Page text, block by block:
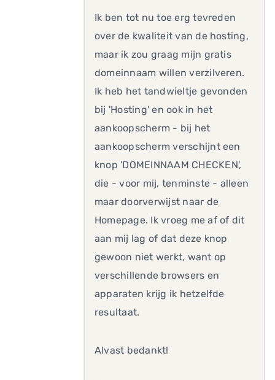
Ik ben tot nu toe erg tevreden
over de kwaliteit van de hosting,
maar ik zou graag mijn gratis
domeinnaam willen verzilveren.
Ik heb het tandwieltje gevonden
bij 'Hosting' en ook in het
aankoopscherm - bij het
aankoopscherm verschijnt een
knop 'DOMEINNAAM CHECKEN',
die - voor mij, tenminste - alleen
maar doorverwijst naar de
Homepage. Ik vroeg me af of dit
aan mij lag of dat deze knop
gewoon niet werkt, want op
verschillende browsers en
apparaten krijg ik hetzelfde
resultaat.
Alvast bedankt!